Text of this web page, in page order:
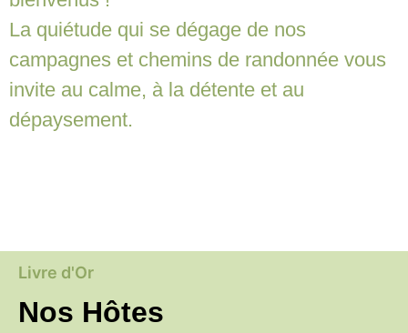
La quiétude qui se dégage de nos
campagnes et chemins de randonnée vous
invite au calme, à la détente et au
dépaysement.
Livre d'Or
Nos Hôtes